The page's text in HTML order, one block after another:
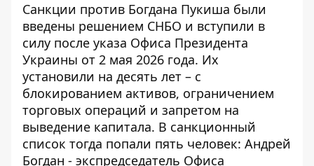
Санкции против Богдана Пукиша были
введены решением СНБО и вступили в
силу после указа Офиса Президента
Украины от 2 мая 2026 года. Их
установили на десять лет – с
блокированием активов, ограничением
торговых операций и запретом на
выведение капитала. В санкционный
список тогда попали пять человек: Андрей
Богдан - экспредседатель Офиса